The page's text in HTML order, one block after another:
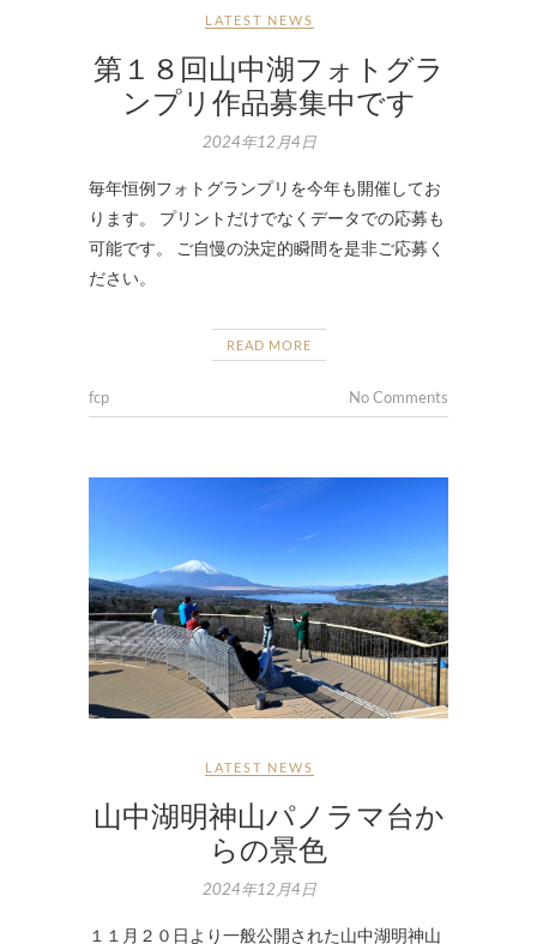
LATEST NEWS
第１８回山中湖フォトグラ
ンプリ作品募集中です
2024年12月4日
毎年恒例フォトグランプリを今年も開催してお
ります。 プリントだけでなくデータでの応募も
可能です。 ご自慢の決定的瞬間を是非ご応募く
ださい。
READ MORE
fcp No Comments
LATEST NEWS
山中湖明神山パノラマ台か
らの景色
2024年12月4日
１１月２０日より一般公開された山中湖明神山